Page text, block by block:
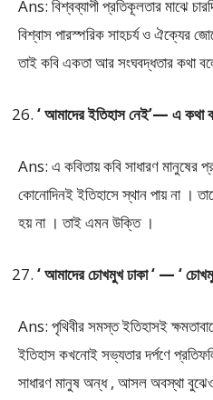
Ans: বিশ্বব্যাপী প্রতিকূলতার মাঝে
বিশ্বাস পারস্পরিক সাহচর্য ও ঐক্যের
তাই কবি একতা আর সংঘবদ্ধতার কথা
‘ আমাদের ইতিহাস নেই’— এ কথা
Ans: এ কবিতায় কবি সাধারণ মানুষের
কোনোদিনই ইতিহাসে স্থান পায় না ।
হয় না । তাই এমন উক্তি ।
‘ আমাদের চোখমুখ ঢাকা ‘ — ‘
Ans: পৃথিবীর সমস্ত ইতিহাসই
ইতিহাস কখনোই সভ্যতার দর্পণে
সাধারণ মানুষ অন্ধ , আসল অবস্থা বুঝেও